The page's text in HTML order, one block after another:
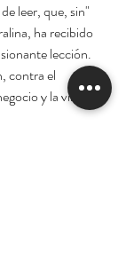
leer, que, sin
ha recibido
lección.
contra el
y la vileza